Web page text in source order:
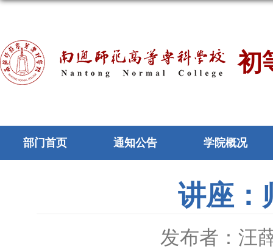
初
部门首页 通知公告 学院概况
讲座：
发布者：汪